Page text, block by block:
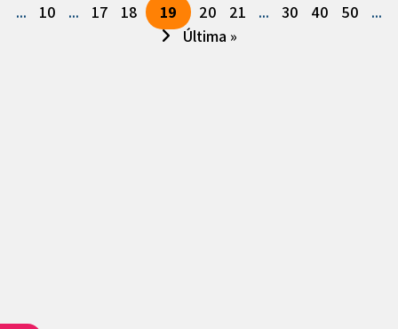
...
10 ... 17 18 19 20 21 ... 30 40 50
...
Última »